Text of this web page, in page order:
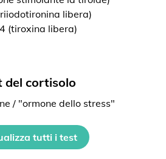
libera)
(tiroxina libera)
del cortisolo
/ "ormone dello stress"
tutti i test